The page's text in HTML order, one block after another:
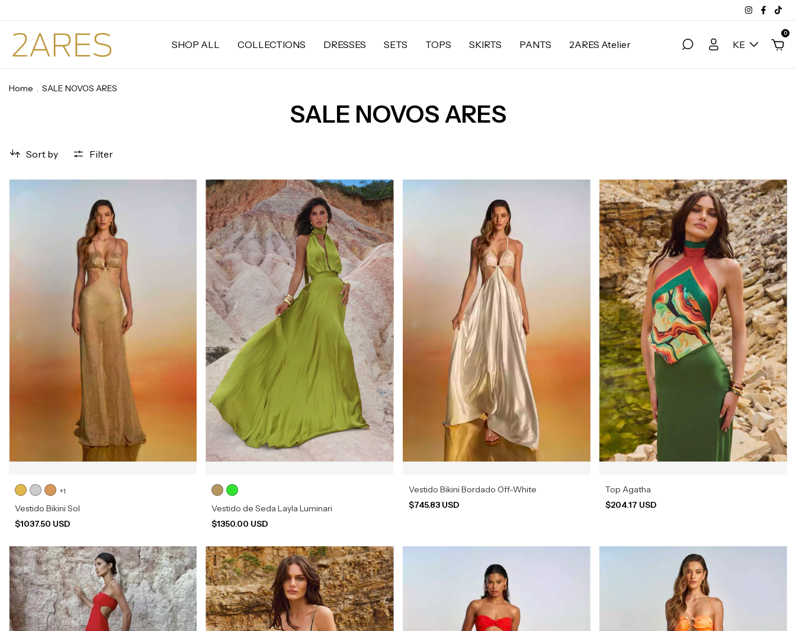
SHOP ALL COLLECTIONS DRESSES SETS TOPS SKIRTS PANTS 2ARES Atelier KE
0
Home . SALE NOVOS ARES
SALE NOVOS ARES
Sort by Filter
+1
Vestido Bikini Sol
$1037.50 USD
Vestido de Seda Layla Luminari
$1350.00 USD
Vestido Bikini Bordado Off-White
$745.83 USD
Top Agatha
$204.17 USD